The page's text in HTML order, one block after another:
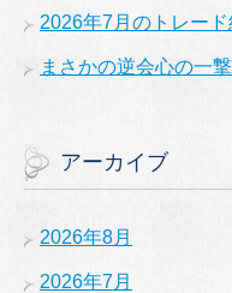
2026年7月のトレード
まさかの逆会心の一
アーカイブ
2026年8月
2026年7月